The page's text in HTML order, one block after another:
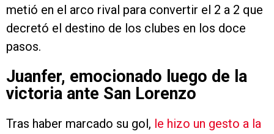
metió en el arco rival para convertir el 2 a 2 que
decretó el destino de los clubes en los doce
pasos.
Juanfer, emocionado luego de la
victoria ante San Lorenzo
Tras haber marcado su gol, le hizo un gesto a la